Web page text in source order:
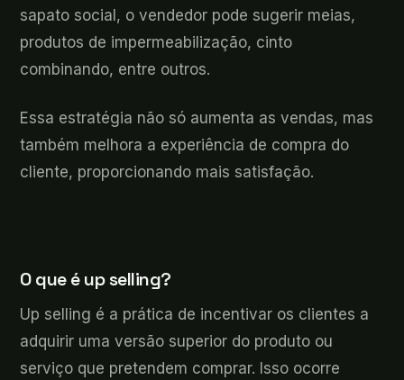
sapato social, o vendedor pode sugerir meias,
produtos de impermeabilização, cinto
combinando, entre outros.
Essa estratégia não só aumenta as vendas, mas
também melhora a experiência de compra do
cliente, proporcionando mais satisfação.
O que é up selling?
Up selling é a prática de incentivar os clientes a
adquirir uma versão superior do produto ou
serviço que pretendem comprar. Isso ocorre